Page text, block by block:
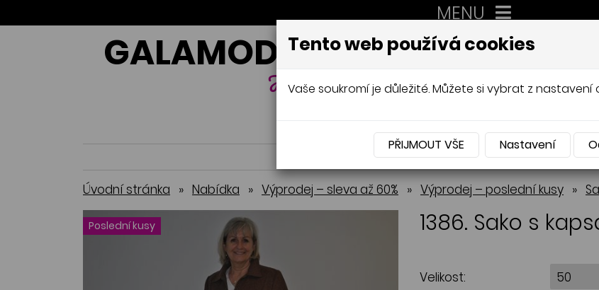
MENU
GALAMODA-XXL
Jana Mládková
AUTORSKÉ ŠITÍ, DÁMSKÉ
NABÍDKA
Úvodní stránka » Nabídka » Výprodej – sleva až 60% » Výprodej – poslední kusy »
Poslední kusy 1386. Sako s
Velikost:
Tento web používá cookies
Vaše soukromí je důležité. Můžete si vybrat z nastavení
PŘIJMOUT VŠE Nastavení